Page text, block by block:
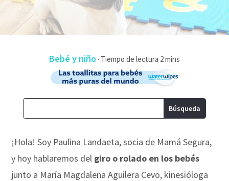
Bebé y niño ·
¡Hola! Soy Paulina Landaeta, socia de Mamá Segura,
y hoy hablaremos del giro o rolado en los bebés
junto a María Magdalena Aguilera Cevo, kinesióloga